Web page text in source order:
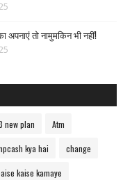
अपनाएं तो नामुमकिन भी नहीं!
new plan Atm
kya hai change
kaise kamaye